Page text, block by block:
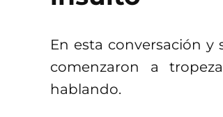
En esta conversación y
comenzaron a
hablando.